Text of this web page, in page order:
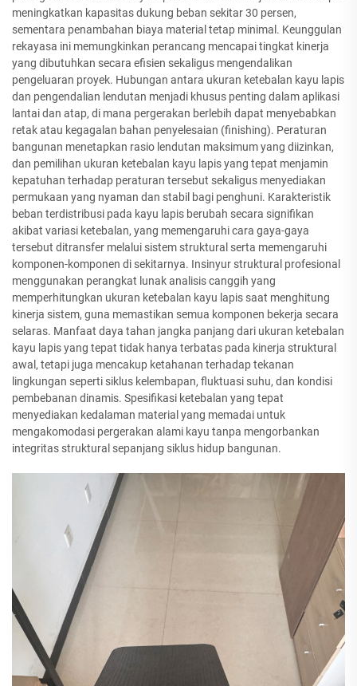
meningkatkan kapasitas dukung beban sekitar 30 persen,
sementara penambahan biaya material tetap minimal. Keunggulan
rekayasa ini memungkinkan perancang mencapai tingkat kinerja
yang dibutuhkan secara efisien sekaligus mengendalikan
pengeluaran proyek. Hubungan antara ukuran ketebalan kayu lapis
dan pengendalian lendutan menjadi khusus penting dalam aplikasi
lantai dan atap, di mana pergerakan berlebih dapat menyebabkan
retak atau kegagalan bahan penyelesaian (finishing). Peraturan
bangunan menetapkan rasio lendutan maksimum yang diizinkan,
dan pemilihan ukuran ketebalan kayu lapis yang tepat menjamin
kepatuhan terhadap peraturan tersebut sekaligus menyediakan
permukaan yang nyaman dan stabil bagi penghuni. Karakteristik
beban terdistribusi pada kayu lapis berubah secara signifikan
akibat variasi ketebalan, yang memengaruhi cara gaya-gaya
tersebut ditransfer melalui sistem struktural serta memengaruhi
komponen-komponen di sekitarnya. Insinyur struktural profesional
menggunakan perangkat lunak analisis canggih yang
memperhitungkan ukuran ketebalan kayu lapis saat menghitung
kinerja sistem, guna memastikan semua komponen bekerja secara
selaras. Manfaat daya tahan jangka panjang dari ukuran ketebalan
kayu lapis yang tepat tidak hanya terbatas pada kinerja struktural
awal, tetapi juga mencakup ketahanan terhadap tekanan
lingkungan seperti siklus kelembapan, fluktuasi suhu, dan kondisi
pembebanan dinamis. Spesifikasi ketebalan yang tepat
menyediakan kedalaman material yang memadai untuk
mengakomodasi pergerakan alami kayu tanpa mengorbankan
integritas struktural sepanjang siklus hidup bangunan.